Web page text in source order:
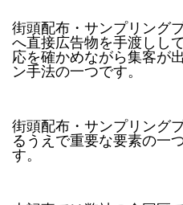
街頭配布・サンプリング
へ直接広告物を手渡しし
応を確かめながら集客が
ン手法の一つです。
街頭配布・サンプリング
るうえで重要な要素の一
す。